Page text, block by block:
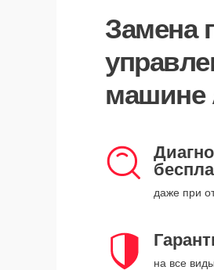
Замена
машине
даже при
на все